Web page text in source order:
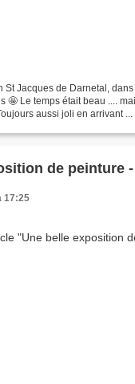
St Jacques de Darnetal, dans
🤩 Le temps était beau ....
aussi joli en arrivant
de peinture
17:25